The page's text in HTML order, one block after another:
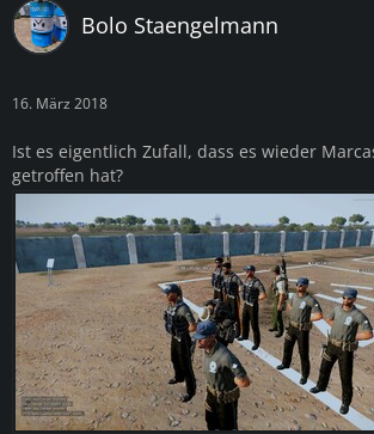
Bolo Staengelmann
16. März 2018
Ist es eigentlich Zufall, dass es wieder
getroffen hat?